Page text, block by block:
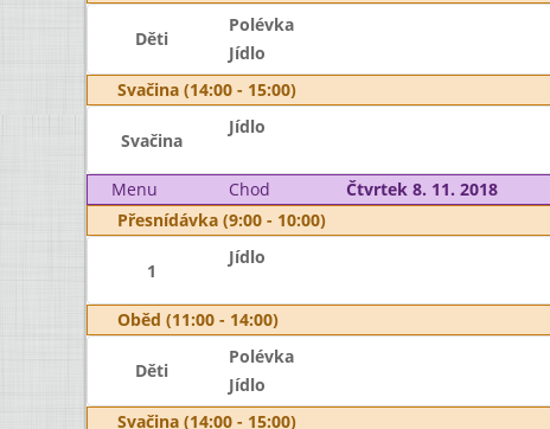
Děti
Polévka
Jídlo
Svačina (14:00 - 15:00)
Svačina
Jídlo
Menu Chod Čtvrtek 8. 11. 2018
Přesnídávka (9:00 - 10:00)
1
Jídlo
Oběd (11:00 - 14:00)
Děti
Polévka
Jídlo
Svačina (14:00 - 15:00)